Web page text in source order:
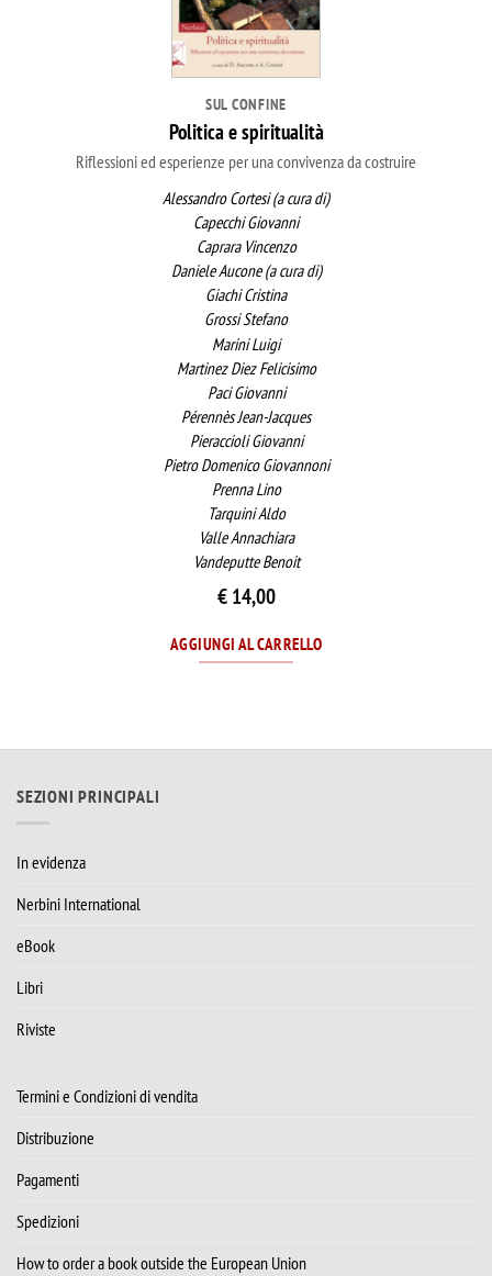
SUL CONFINE
Politica e spiritualità
Riflessioni ed esperienze per una convivenza da costruire
Alessandro Cortesi (a cura di)
Capecchi Giovanni
Caprara Vincenzo
Daniele Aucone (a cura di)
Giachi Cristina
Grossi Stefano
Marini Luigi
Martinez Diez Felicisimo
Paci Giovanni
Pérennès Jean-Jacques
Pieraccioli Giovanni
Pietro Domenico Giovannoni
Prenna Lino
Tarquini Aldo
Valle Annachiara
Vandeputte Benoit
€14,00
AGGIUNGI AL CARRELLO
SEZIONI PRINCIPALI
In evidenza
Nerbini International
eBook
Libri
Riviste
Termini e Condizioni di vendita
Distribuzione
Pagamenti
Spedizioni
How to order a book outside the European Union